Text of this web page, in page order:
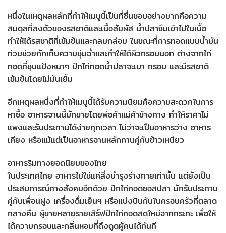
หนึ่งในเหตุผลหลักที่ทำให้เมนูนี้เป็นที่ชื่นชอบอย่างมากคือความ
สมดุลที่ลงตัวของรสชาติและเนื้อสัมผัส น้ำปลาซึมเข้าไปในเนื้อ
ทำให้ได้รสชาติที่เข้มข้นและกลมกล่อม ในขณะที่การทอดแบบน้ำมัน
ท่วมช่วยกักเก็บความชุ่มฉ่ำและทำให้ได้ผิวกรอบนอก ต่างจากไก่
ทอดที่ชุบแป้งหนาๆ ปีกไก่ทอดน้ำปลาจะเบา กรอบ และมีรสชาติ
เข้มข้นโดยไม่มันเยิ้ม
อีกเหตุผลหนึ่งที่ทำให้เมนูนี้ได้รับความนิยมคือความสะดวกในการ
หาซื้อ อาหารจานนี้มักขายโดยพ่อค้าแม่ค้าข้างทาง ทำให้ราคาไม่
แพงและรับประทานได้ง่ายทุกเวลา ไม่ว่าจะเป็นอาหารว่าง อาหาร
เคียง หรือแม้แต่เป็นอาหารจานหลักทานคู่กับข้าวเหนียว
อาหารริมทางยอดนิยมของไทย
ในประเทศไทย อาหารไม่ใช่แค่สิ่งบำรุงร่างกายเท่านั้น แต่ยังเป็น
ประสบการณ์ทางสังคมอีกด้วย ปีกไก่ทอดซอสปลา มักรับประทาน
คู่กับเพื่อนฝูง เครื่องดื่มเย็นๆ หรือแบ่งปันกันในครอบครัวที่ตลาด
กลางคืน ผู้ขายหลายรายเสิร์ฟปีกไก่ทอดสดใหม่จากกระทะ เพื่อให้
ได้ความกรอบและกลิ่นหอมที่ดึงดูดผู้คนได้ทันที